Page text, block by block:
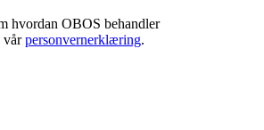
hvordan OBOS behandler
vårpersonvernerklæring.